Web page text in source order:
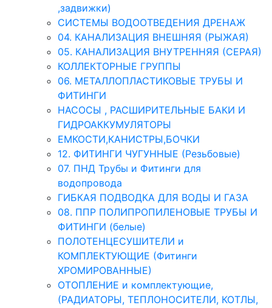
,задвижки)
СИСТЕМЫ ВОДООТВЕДЕНИЯ ДРЕНАЖ
04. КАНАЛИЗАЦИЯ ВНЕШНЯЯ (РЫЖАЯ)
05. КАНАЛИЗАЦИЯ ВНУТРЕННЯЯ (СЕРАЯ)
КОЛЛЕКТОРНЫЕ ГРУППЫ
06. МЕТАЛЛОПЛАСТИКОВЫЕ ТРУБЫ И
ФИТИНГИ
НАСОСЫ , РАСШИРИТЕЛЬНЫЕ БАКИ И
ГИДРОАККУМУЛЯТОРЫ
ЕМКОСТИ,КАНИСТРЫ,БОЧКИ
12. ФИТИНГИ ЧУГУННЫЕ (Резьбовые)
07. ПНД Трубы и Фитинги для
водопровода
ГИБКАЯ ПОДВОДКА ДЛЯ ВОДЫ И ГАЗА
08. ППР ПОЛИПРОПИЛЕНОВЫЕ ТРУБЫ И
ФИТИНГИ (белые)
ПОЛОТЕНЦЕСУШИТЕЛИ и
КОМПЛЕКТУЮЩИЕ (Фитинги
ХРОМИРОВАННЫЕ)
ОТОПЛЕНИЕ и комплектующие,
(РАДИАТОРЫ, ТЕПЛОНОСИТЕЛИ, КОТЛЫ,